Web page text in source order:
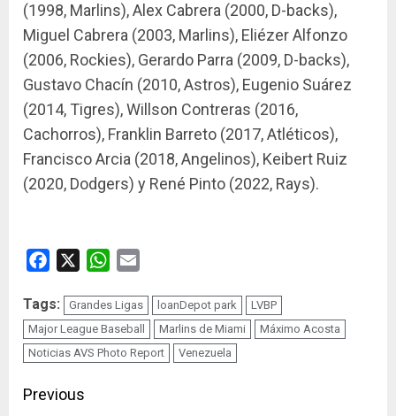
(1998, Marlins), Alex Cabrera (2000, D-backs),
Miguel Cabrera (2003, Marlins), Eliézer Alfonzo
(2006, Rockies), Gerardo Parra (2009, D-backs),
Gustavo Chacín (2010, Astros), Eugenio Suárez
(2014, Tigres), Willson Contreras (2016,
Cachorros), Franklin Barreto (2017, Atléticos),
Francisco Arcia (2018, Angelinos), Keibert Ruiz
(2020, Dodgers) y René Pinto (2022, Rays).
Facebook WhatsApp
Tags: Grandes Ligas loanDepot park
LVBP
Major League Baseball
Marlins de Miami
Máximo Acosta
Noticias AVS Photo Report
Venezuela
Continue
Previous